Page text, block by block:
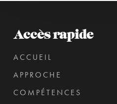
Accès rapide
ACCUEIL
APPROCHE
COMPÉTENCES